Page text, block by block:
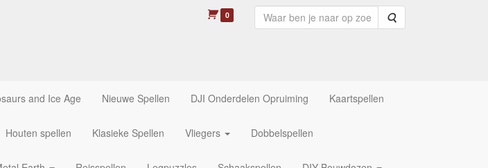
0 Zoeken
and Ice Age Nieuwe Spellen DJI Onderdelen Opruiming Kaartspellen
Houten spellen Klasieke Spellen Vliegers Dobbelspellen